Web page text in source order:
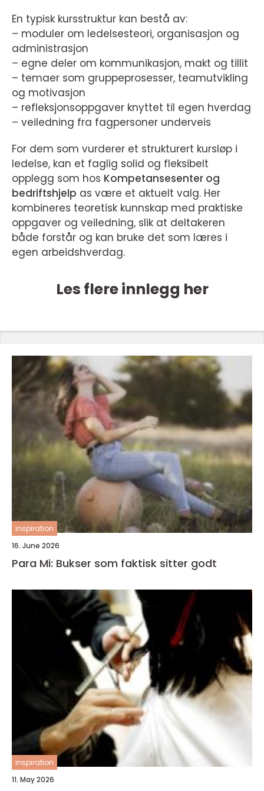
En typisk kursstruktur kan bestå av:
– moduler om ledelsesteori, organisasjon og
administrasjon
– egne deler om kommunikasjon, makt og tillit
– temaer som gruppeprosesser, teamutvikling
og motivasjon
– refleksjonsoppgaver knyttet til egen hverdag
– veiledning fra fagpersoner underveis
For dem som vurderer et strukturert kursløp i
ledelse, kan et faglig solid og fleksibelt
opplegg som hos Kompetansesenter og
bedriftshjelp as være et aktuelt valg. Her
kombineres teoretisk kunnskap med praktiske
oppgaver og veiledning, slik at deltakeren
både forstår og kan bruke det som læres i
egen arbeidshverdag.
Les flere innlegg her
inspiration
16. June 2026
Para Mi: Bukser som faktisk sitter godt
inspiration
11. May 2026